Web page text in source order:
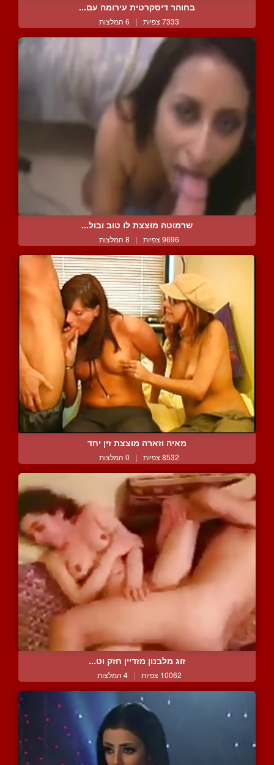
בחוהר דיסקרטית עירומה עם...
7333 צפיות | 6 המלצות
שרמוטה מוצצת לו טוב ובול...
9696 צפיות | 8 המלצות
מאיה וזארה מוצצת זין יחד
8532 צפיות | 0 המלצות
זוג מלבנון מזדיין חזק וט...
10062 צפיות | 4 המלצות